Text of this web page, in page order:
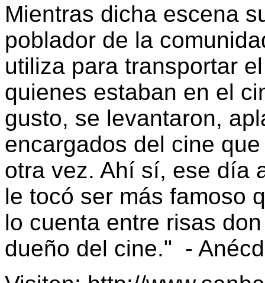
Mientras dicha escena
poblador de la
utiliza para transportar
quienes estaban en el
gusto, se levantaron,
encargados del cine
otra vez. Ahí sí, ese día
le tocó ser más famoso
lo cuenta entre risas
dueño del cine." -